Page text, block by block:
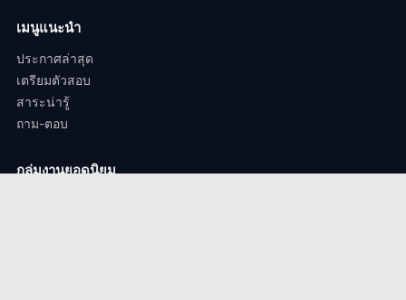
เมนูแนะนำ
ประกาศล่าสุด
เตรียมตัวสอบ
สาระน่ารู้
ถาม-ตอบ
กลุ่มงานยอดนิยม